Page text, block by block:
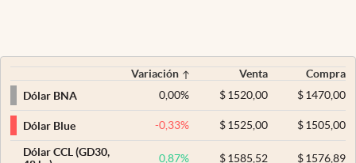
Variación Venta
Compra
Dólar BNA
0,00% $ 1520,00 $1470,00
Dólar Blue -0,33% $ 1525,00 $1505,00
Dólar CCL (GD30,
0,87% $ 1585,52 $1576,89